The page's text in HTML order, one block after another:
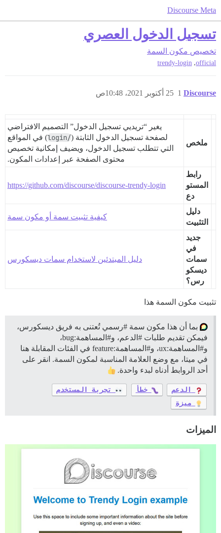
Discourse Meta
تسجيل الدخول العصري
تخصيص مكون السمة
official
,
trendy-login
Discourse 25 أكتوبر 2021، 10:48ص 1
ملخص
يغير “تريديي تسجيل الدخول” التصميم الافتراضي
لصفحة تسجيل الدخول الثابتة (/login
) في المواقع
التي تتطلب تسجيل الدخول، ويضيف إمكانية تخصيص
محتوى الصفحة عبر إعدادات المكون.
رابط
المستو
دع
https://github.com/discourse/discourse-trendy-login
دليل
التثبيت
كيفية تثبيت سمة أو مكون سمة
جديد
في
سمات
ديسكو
رس؟
دليل المبتدئين لاستخدام سمات ديسكورس
تثبيت مكون السمة هذا
بما أن هذا مكون سمة #رسمي تُعتنى به فريق ديسكورس،
فيمكن تقديم طلبات #الدعم،
و#المساهمة:bug،
و#المساهمة:ux، و#المساهمة:feature في الفئات المقابلة هنا
في ميتا، مع وضع العلامة المناسبة لمكون السمة. انقر على
أحد الروابط أدناه لبدء واحدة.
الدعم خطأ
تجربة المستخدم
ميزة
الميزات